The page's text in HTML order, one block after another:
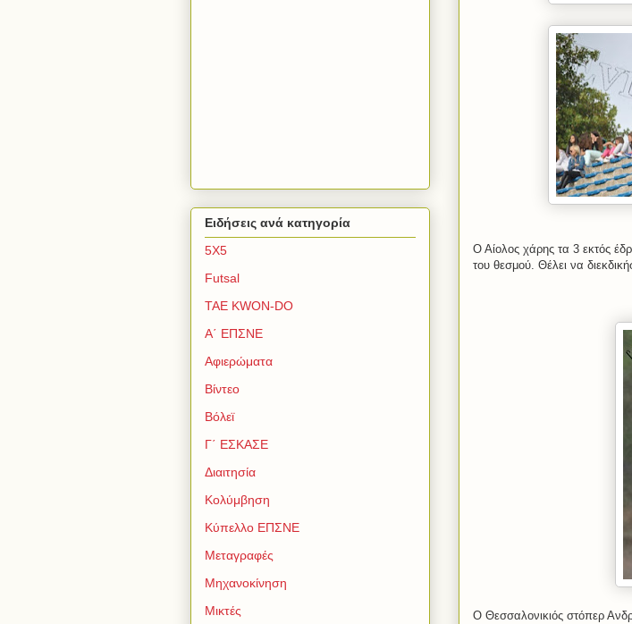
Ο Αίολος χάρης τα 3 εκτός
του θεσμού. Θέλει να
Ο Θεσσαλονικιός στόπερ
Ειδήσεις ανά κατηγορία
5Χ5
Futsal
TAE KWON-DO
Α΄ ΕΠΣΝΕ
Αφιερώματα
Βίντεο
Βόλεϊ
Γ΄ ΕΣΚΑΣΕ
Διαιτησία
Κολύμβηση
Κύπελλο ΕΠΣΝΕ
Μεταγραφές
Μηχανοκίνηση
Μικτές